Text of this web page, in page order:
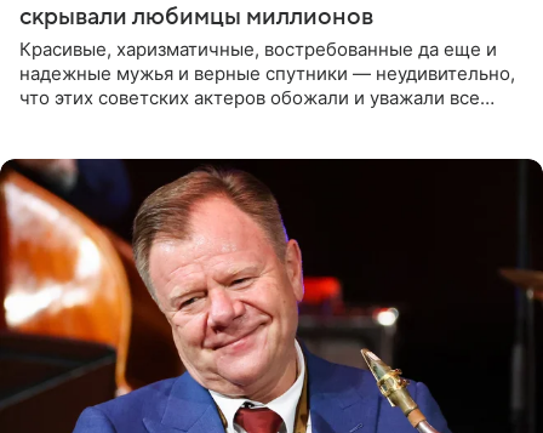
скрывали любимцы миллионов
Красивые, харизматичные, востребованные да еще и
надежные мужья и верные спутники — неудивительно,
что этих советских актеров обожали и уважали все